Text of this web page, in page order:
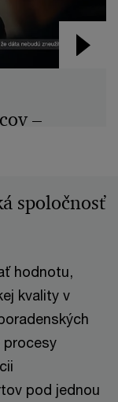
–
spoločnosť
hodnotu,
kvality v
procesy
pod jednou